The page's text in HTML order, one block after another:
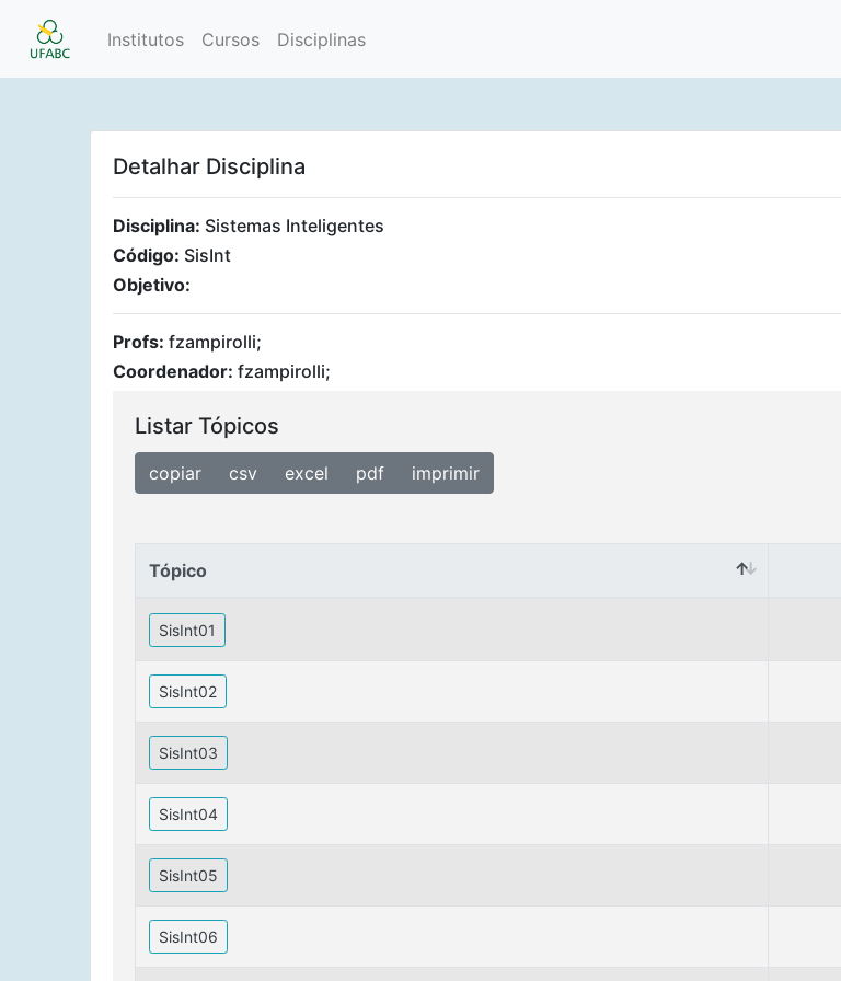
Institutos Cursos Disciplinas
Detalhar Disciplina
Disciplina: Sistemas Inteligentes
Código: SisInt
Objetivo:
Profs: fzampirolli;
Coordenador: fzampirolli;
Listar Tópicos
copiar csv excel pdf
imprimir
Tópico
Tópico
SisInt01
SisInt02
SisInt03
SisInt04
SisInt05
SisInt06